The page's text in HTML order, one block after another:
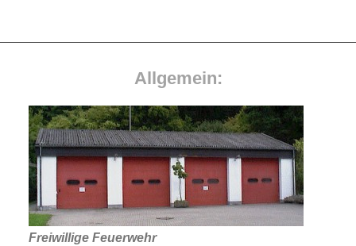
Allgemein:
Freiwillige Feuerwehr